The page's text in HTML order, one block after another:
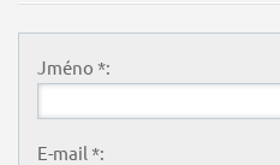
Jméno *:
E-mail *: